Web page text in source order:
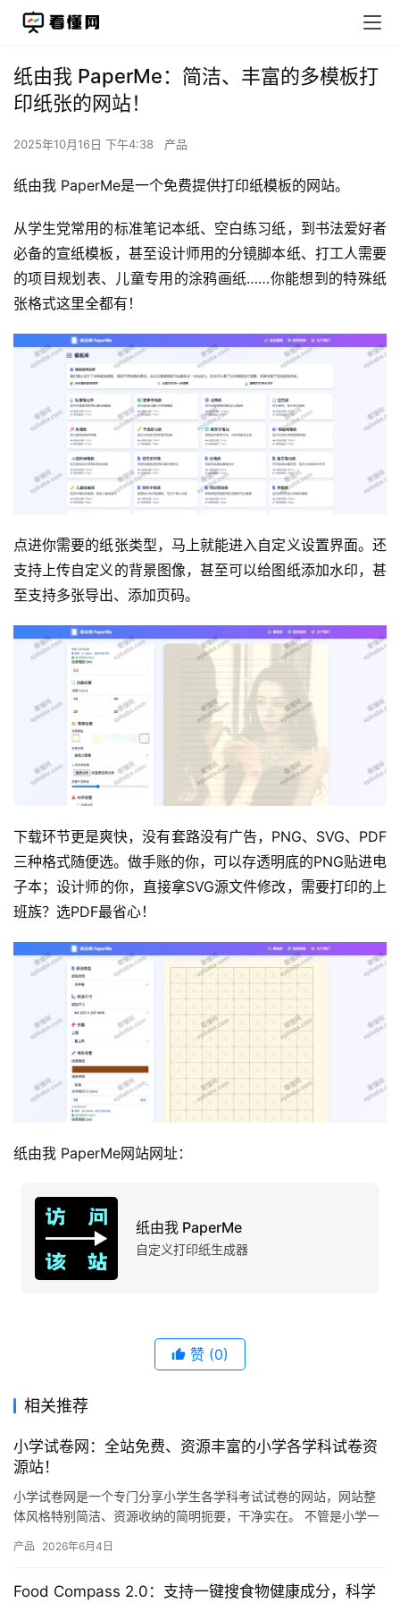
运
产
品
纸由我 PaperMe：简洁、丰富的多模板打
印纸张的网站！
2025年10月16日 下午4:38 产品
纸由我 PaperMe是一个免费提供打印纸模板的网站。
从学生党常用的标准笔记本纸、空白练习纸，到书法爱好者
必备的宣纸模板，甚至设计师用的分镜脚本纸、打工人需要
的项目规划表、儿童专用的涂鸦画纸……你能想到的特殊纸
张格式这里全都有！
点进你需要的纸张类型，马上就能进入自定义设置界面。还
支持上传自定义的背景图像，甚至可以给图纸添加水印，甚
至支持多张导出、添加页码。
下载环节更是爽快，没有套路没有广告，PNG、SVG、PDF
三种格式随便选。做手账的你，可以存透明底的PNG贴进电
子本；设计师的你，直接拿SVG源文件修改，需要打印的上
班族？选PDF最省心！
纸由我 PaperMe网站网址：
纸由我 PaperMe
自定义打印纸生成器
赞 (0)
相关推荐
小学试卷网：全站免费、资源丰富的小学各学科试卷资
源站！
小学试卷网是一个专门分享小学生各学科考试试卷的网站，网站整
体风格特别简洁、资源收纳的简明扼要，干净实在。 不管是小学一
都有…
产品 2026年6月4日
Food Compass 2.0：支持一键搜食物健康成分，科学